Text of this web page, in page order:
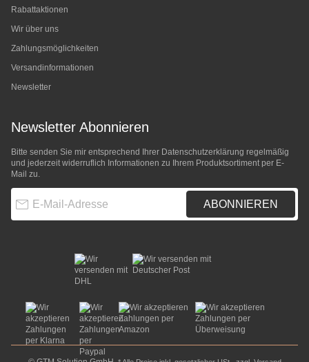
Rabattaktionen
Wir über uns
Zahlungsmöglichkeiten
Versandinformationen
Newsletter
Newsletter Abonnieren
Bitte senden Sie mir entsprechend Ihrer Datenschutzerklärung regelmäßig
und jederzeit widerruflich Informationen zu Ihrem Produktsortiment per E-
Mail zu.
ABONNIEREN